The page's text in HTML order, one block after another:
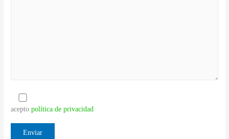
aceptopolítica de privacidad